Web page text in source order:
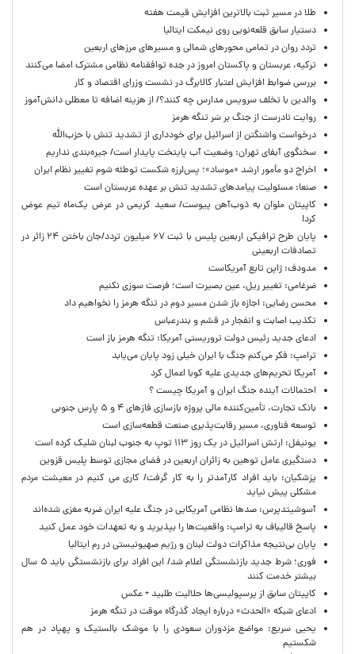
طلا در مسیر ثبت بالاترین افزایش قیمت هفته
دستیار سابق قلعه‌نویی روی نیمکت ایتالیا
تردد روان در تمامی محورهای شمالی و مسیرهای مرزهای اربعین
ترکیه، عربستان و پاکستان امروز در جده توافقنامه نظامی مشترک امضا می‌کنند
بررسی ضوابط افزایش اعتبار کالابرگ در نشست وزرای اقتصاد و کار
والدین با تخلف سرویس مدارس چه کنند؟/ از هزینه اضافه تا معطلی دانش‌آموز
روایت نادرست از جنگ بر سَر تنگه هرمز
درخواست واشنگتن از اسرائیل برای خودداری از تشدید تنش با حزب‌الله
سخنگوی آبفای تهران: وضعیت آب پایتخت پایدار است/ جیره‌بندی نداریم
اخراج دو مأمور ارشد «موساد»؛ پس‌لرزه شکست توطئه شوم تغییر نظام ایران
صنعا: مسئولیت پیامدهای تشدید تنش بر عهده عربستان است
کاپیتان ملوان به ذوب‌آهن پیوست/ سعید کریمی در عرض یک‌ماه تیم عوض
کرد!
پایان طرح ترافیکی اربعین پلیس با ثبت ۶۷ میلیون تردد/جان باختن ۲۴ زائر در
تصادفات اربعینی
مدودف: ژاپن تابع آمریکاست
ضرغامی: تغییر ریل، عین بصیرت است؛ فرصت سوزی نکنیم
محسن رضایی: اجازه باز شدن مسیر دوم در تنگه هرمز را نخواهیم داد
تکذیب اصابت و انفجار در قشم و بندرعباس
ادعای جدید رئیس دولت تروریستی آمریکا: تنگه هرمز باز است
ترامپ: فکر می‌کنم جنگ با ایران خیلی زود پایان می‌یابد
آمریکا تحریم‌های جدیدی علیه کوبا اعمال کرد
احتمالات آینده جنگ ایران و آمریکا چیست ؟
بانک تجارت، تأمین‌کننده مالی پروژه بازسازی فازهای ۴ و ۵ پارس جنوبی
توسعه فناوری، مسیر رقابت‌پذیری صنعت قطعه‌سازی است
یونیفل: ارتش اسرائیل در یک روز ۱۱۳ توپ به جنوب لبنان شلیک کرده است
دستگیری عامل توهین به زائران اربعین در فضای مجازی توسط پلیس قزوین
پزشکیان: باید افراد کارآمدتر را به کار گرفت/ کاری می کنیم در معیشت مردم
مشکلی پیش نیاید
آسوشیتدپرس: صدها نظامی آمریکایی در جنگ علیه ایران ضربه مغزی شده‌اند
پاسخ قالیباف به ترامپ: واقعیت‌ها را بپذیرید و به تعهدات خود عمل کنید
پایان بی‌نتیجه مذاکرات دولت لبنان و رژیم صهیونیستی در رم ایتالیا
فوری؛ شرط جدید بازنشستگی اعلام شد/ این افراد برای بازنشستگی باید ۵ سال
بیشتر خدمت کنند
کاپیتان سابق از پرسپولیسی‌ها حلالیت طلبید + عکس
ادعای شبکه «الحدث» درباره ایجاد گذرگاه موقت در تنگه هرمز
یحیی سریع: مواضع مزدوران سعودی را با موشک بالستیک و پهپاد در هم
شکستیم